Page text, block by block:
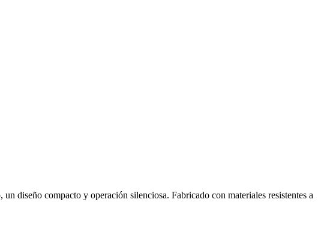
diseño compacto y operación silenciosa. Fabricado con materiales resistentes a